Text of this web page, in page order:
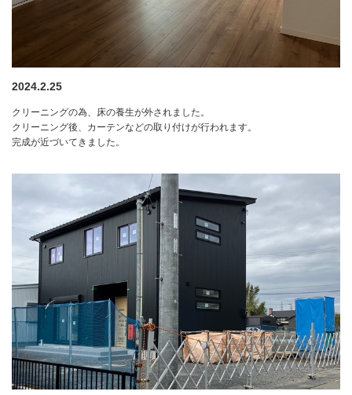
2024.2.25
クリーニングの為、床の養生が外されました。
クリーニング後、カーテンなどの取り付けが行われます。
完成が近づいてきました。